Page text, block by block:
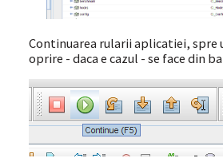
Continuarea rularii aplicatiei, spre
oprire - daca e cazul - se face din